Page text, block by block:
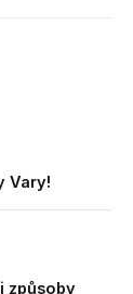
Vary!
způsoby